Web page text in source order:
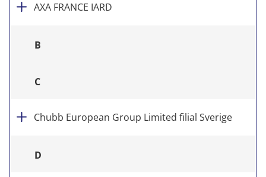
AXA FRANCE IARD
B
C
Chubb European Group Limited filial Sverige
D